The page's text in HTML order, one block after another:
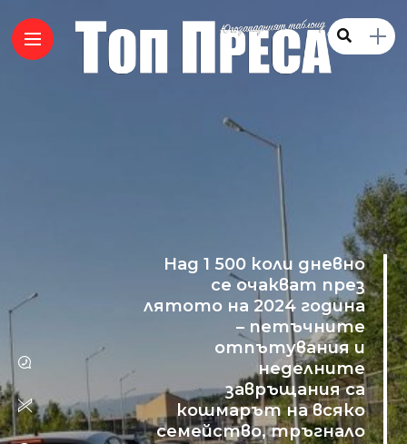
Над 1 500 коли дневно
се очакват през
лятото на 2024 година
– петъчните
отпътувания и
неделните
завръщания са
кошмарът на всяко
семейство, тръгнало